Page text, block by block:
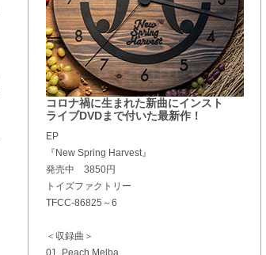
コロナ禍に生まれた新曲にインスト
ライブDVDまで付いた最新作！
EP
『New Spring Harvest』
発売中 3850円
トイズファクトリー
TFCC-86825～6
＜収録曲＞
01. Peach Melba